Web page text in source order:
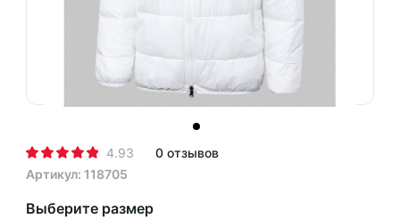
4.93
0 отзывов
Артикул: 118705
Выберите размер